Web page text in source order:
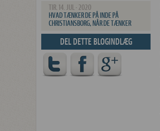
TIR. 14. JUL - 2020
HVAD TÆNKER DE PÅ INDE PÅ
CHRISTIANSBORG, NÅR DE TÆNKER
DEL DETTE BLOGINDLÆG